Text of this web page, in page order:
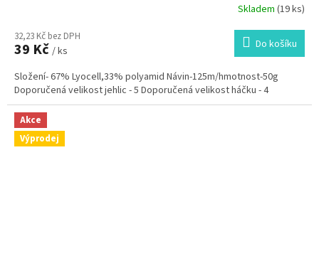
Skladem (19 ks)
32,23 Kč bez DPH
39 Kč / ks Do košíku
Složení- 67% Lyocell,33% polyamid Návin-125m/hmotnost-50g
Doporučená velikost jehlic - 5 Doporučená velikost háčku - 4
Akce
Výprodej